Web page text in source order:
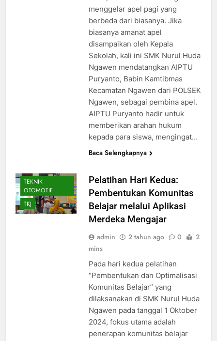
menggelar apel pagi yang
berbeda dari biasanya. Jika
biasanya amanat apel
disampaikan oleh Kepala
Sekolah, kali ini SMK Nurul Huda
Ngawen mendatangkan AIPTU
Puryanto, Babin Kamtibmas
Kecamatan Ngawen dari POLSEK
Ngawen, sebagai pembina apel.
AIPTU Puryanto hadir untuk
memberikan arahan hukum
kepada para siswa, mengingat…
Baca Selengkapnya
TEKNIK
OTOMOTIF
TKJ
Pelatihan Hari Kedua:
Pembentukan Komunitas
Belajar melalui Aplikasi
Merdeka Mengajar
admin 2 tahun ago 0
2
mins
Pada hari kedua pelatihan
“Pembentukan dan Optimalisasi
Komunitas Belajar” yang
dilaksanakan di SMK Nurul Huda
Ngawen pada tanggal 1 Oktober
2024, fokus utama adalah
penerapan komunitas belajar